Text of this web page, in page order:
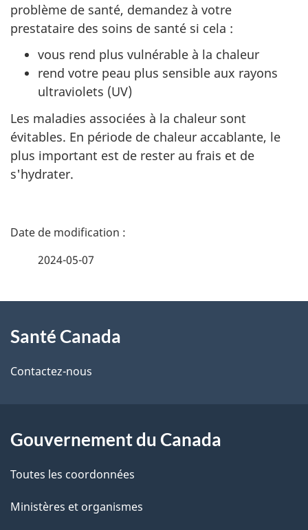
problème de santé, demandez à votre
prestataire des soins de santé si cela :
vous rend plus vulnérable à la chaleur
rend votre peau plus sensible aux rayons
ultraviolets (UV)
Les maladies associées à la chaleur sont
évitables. En période de chaleur accablante, le
plus important est de rester au frais et de
s'hydrater.
D
i
l
d
e
2024-05-07
propos
de
site
Santé Canada
Contactez-nous
Gouvernement du Canada
Toutes les coordonnées
Ministères et organismes